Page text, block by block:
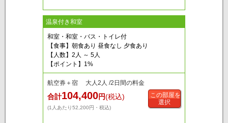
温泉付き和室
和室・和室・バス・トイレ付
【食事】朝食あり 昼食なし 夕食あり
【人数】2人 ～ 5人
【ポイント】1%
航空券＋宿 大人2人 /2日間の料金
合計104,400円(税込)
(1人あたり52,200円・税込)
この部屋を
選択